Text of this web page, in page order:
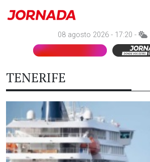
08 agosto 2026 - 17:20 -
TENERIFE